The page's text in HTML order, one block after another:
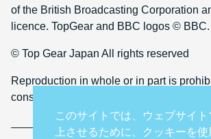
of the British Broadcasting Corporation
licence. TopGear and BBC logos © BBC.
© Top Gear Japan All rights reserved
Reproduction in whole or in part is
consent
このサイトでは、ウェブサイト
上させるために、クッキーを使